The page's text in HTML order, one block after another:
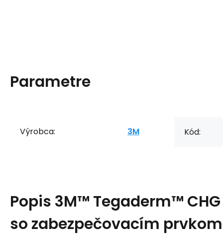
Parametre
Výrobca: 3M Kód:
Popis 3M™ Tegaderm™
so zabezpečovacím